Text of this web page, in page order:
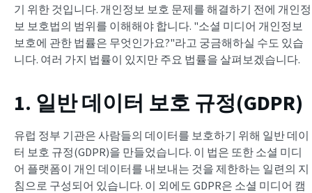
기 위한 것입니다. 개인정보 보호 문제를 해결하기 전에 개인정
보 보호법의 범위를 이해해야 합니다. "소셜 미디어 개인정보
보호에 관한 법률은 무엇인가요?"라고 궁금해하실 수도 있습
니다. 여러 가지 법률이 있지만 주요 법률을 살펴보겠습니다.
1. 일반 데이터 보호 규정(GDPR)
유럽 정부 기관은 사람들의 데이터를 보호하기 위해 일반 데이
터 보호 규정(GDPR)을 만들었습니다. 이 법은 또한 소셜 미디
어 플랫폼이 개인 데이터를 내보내는 것을 제한하는 일련의 지
침으로 구성되어 있습니다. 이 외에도 GDPR은 소셜 미디어 캠